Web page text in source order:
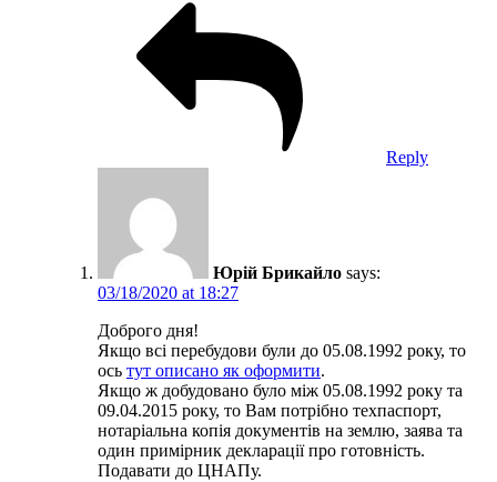
Reply
Юрій Брикайло says:
03/18/2020 at 18:27
Доброго дня!
Якщо всі перебудови були до 05.08.1992 року, то
ось тут описано як оформити.
Якщо ж добудовано було між 05.08.1992 року та
09.04.2015 року, то Вам потрібно техпаспорт,
нотаріальна копія документів на землю, заява та
один примірник декларації про готовність.
Подавати до ЦНАПу.